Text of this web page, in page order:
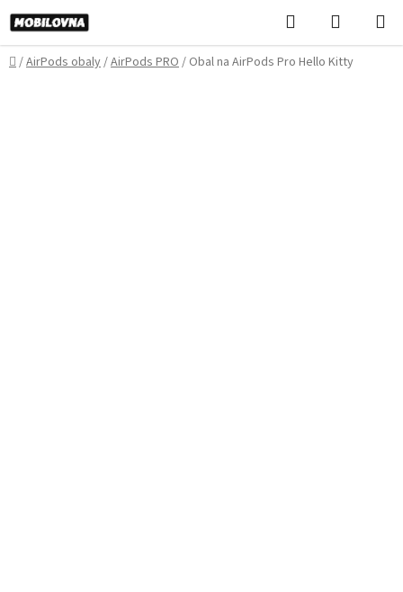
Prejsť
na
obsah
Hľadať
KOŠÍK
Domov
/AirPods obaly/AirPods PRO/ Obal na AirPods Pro Hello Kitty